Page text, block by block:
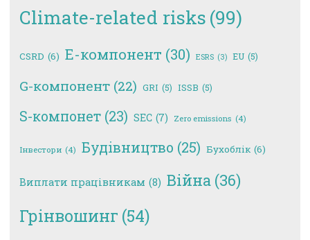
Climate-related risks (99)
CSRD (6) E-компонент (30) ESRS (3) EU (5)
G-компонент (22) GRI (5) ISSB (5)
S-компонет (23) SEC (7) Zero emissions (4)
Інвестори (4) Будівництво (25) Бухоблік (6)
Виплати працівникам (8) Війна (36)
Грінвошинг (54)